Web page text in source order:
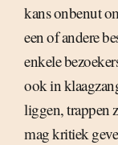
kans onbenut
een of andere
enkele
ook in
liggen, trappen
mag kritiek